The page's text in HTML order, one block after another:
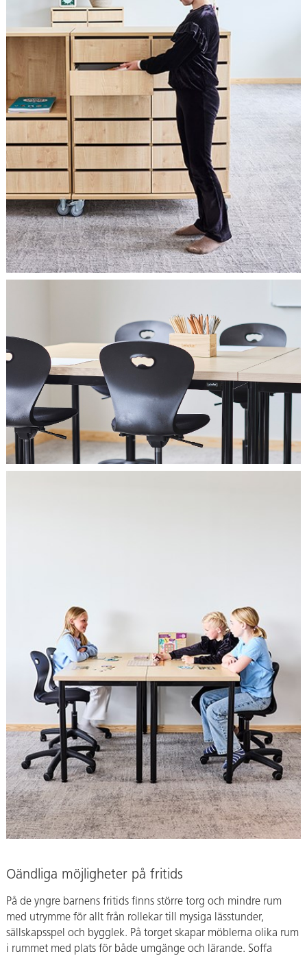
Oändliga möjligheter på fritids
På de yngre barnens fritids finns större torg och mindre rum
med utrymme för allt från rollekar till mysiga lässtunder,
sällskapsspel och bygglek. På torget skapar möblerna olika rum
i rummet med plats för både umgänge och lärande. Soffa